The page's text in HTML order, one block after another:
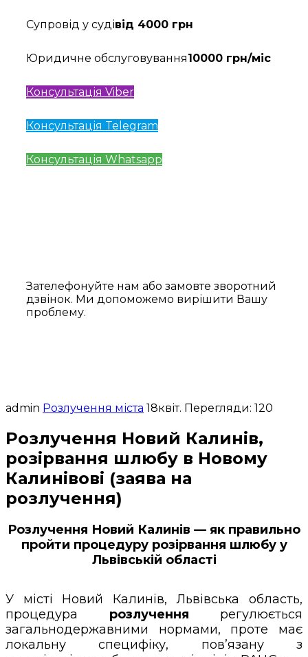
Супровід у судівід 4000 грн
Юридичне обслуговування10000 грн/міс
Консультація Viber
Консультація Telegram
Консультація Whatsapp
Зателефонуйте нам або замовте зворотний
дзвінок. Ми допоможемо вирішити Вашу
проблему.
admin Розлучення міста 18квіт. Перегляди: 120
Розлучення Новий Калинів,
розірвання шлюбу в Новому
Калинівові (заява на
розлучення)
Розлучення Новий Калинів — як правильно
пройти процедуру розірвання шлюбу у
Львівській області
У місті Новий Калинів, Львівська область,
процедура розлучення регулюється
загальнодержавними нормами, проте має
локальну специфіку, пов’язану з